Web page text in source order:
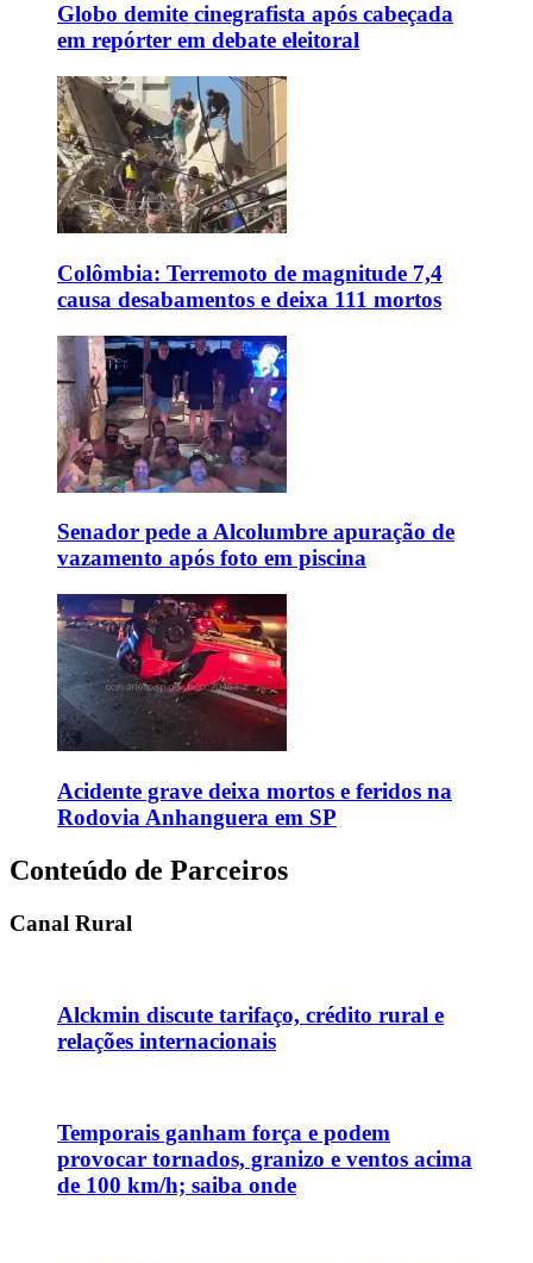
Globo demite cinegrafista após cabeçada
em repórter em debate eleitoral
Colômbia: Terremoto de magnitude 7,4
causa desabamentos e deixa 111 mortos
Senador pede a Alcolumbre apuração de
vazamento após foto em piscina
Acidente grave deixa mortos e feridos na
Rodovia Anhanguera em SP
Conteúdo de Parceiros
Canal Rural
Alckmin discute tarifaço, crédito rural e
relações internacionais
Temporais ganham força e podem
provocar tornados, granizo e ventos acima
de 100 km/h; saiba onde